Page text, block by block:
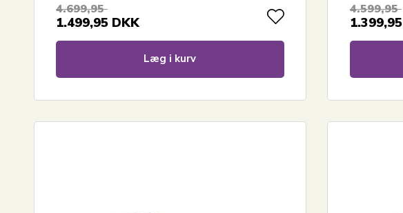
4.699,95
1.499,95 DKK
Læg i kurv
4.599,95
1.399,95